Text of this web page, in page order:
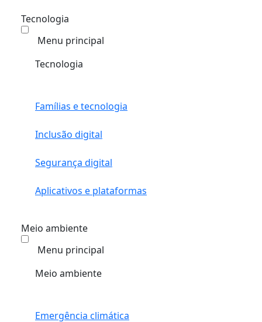
Tecnologia
Menu principal
Tecnologia
Famílias e tecnologia
Inclusão digital
Segurança digital
Aplicativos e plataformas
Meio ambiente
Menu principal
Meio ambiente
Emergência climática